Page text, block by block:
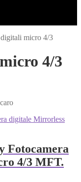
micro 4/3
4/3
Fotocamera
4/3 MFT.